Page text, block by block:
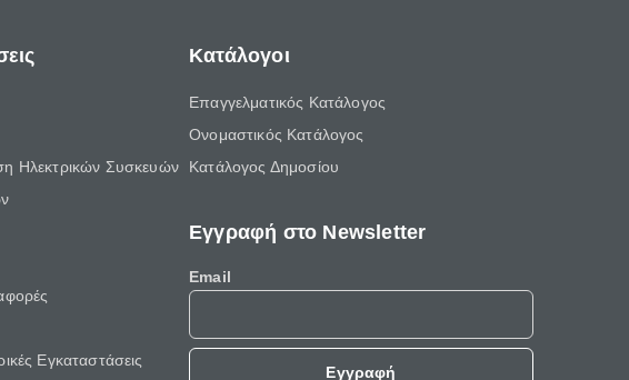
Ηλεκτρικών Συσκευών
Εγκαταστάσεις
Κατάλογοι
Επαγγελματικός Κατάλογος
Ονομαστικός Κατάλογος
Κατάλογος Δημοσίου
Εγγραφή στο Newsletter
Email
Εγγραφή